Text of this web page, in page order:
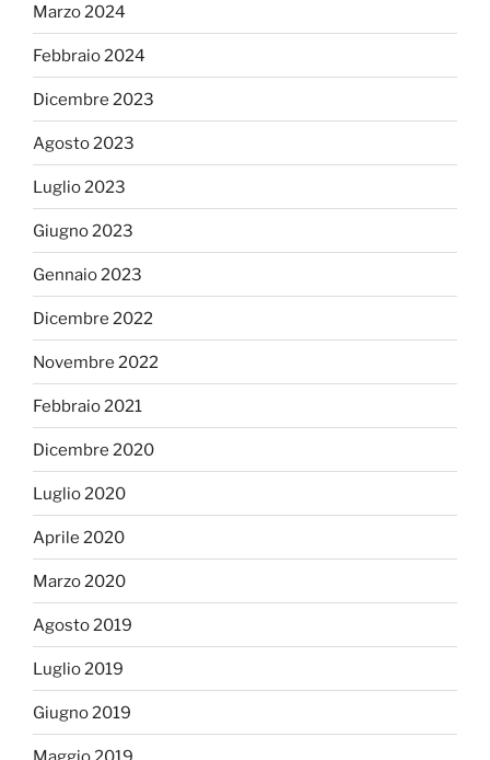
Marzo 2024
Febbraio 2024
Dicembre 2023
Agosto 2023
Luglio 2023
Giugno 2023
Gennaio 2023
Dicembre 2022
Novembre 2022
Febbraio 2021
Dicembre 2020
Luglio 2020
Aprile 2020
Marzo 2020
Agosto 2019
Luglio 2019
Giugno 2019